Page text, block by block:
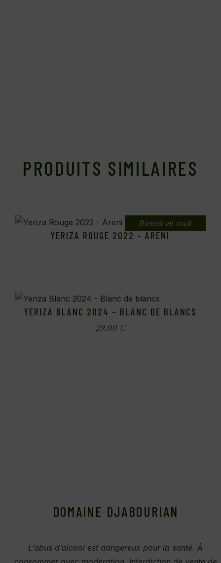
PRODUITS SIMILAIRES
Bientôt en stock
YERIZA ROUGE 2022 – ARENI
YERIZA BLANC 2024 – BLANC DE BLANCS
29,00 €
DOMAINE DJABOURIAN
L’abus d’alcool est dangereux pour la santé. À